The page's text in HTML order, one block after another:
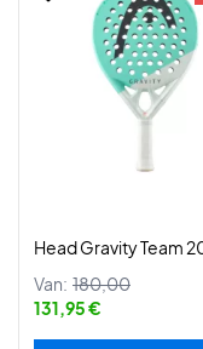
Head Gravity Team
Van: 180,00
131,95 €